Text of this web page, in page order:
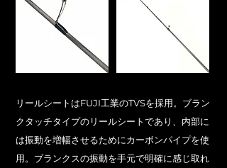
リールシートはFUJI工業のTVSを採用。ブラン
クタッチタイプのリールシートであり、内部に
は振動を増幅させるためにカーボンパイプを使
用。ブランクスの振動を手元で明確に感じ取れ